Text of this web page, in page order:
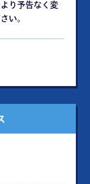
り予告なく変
い。